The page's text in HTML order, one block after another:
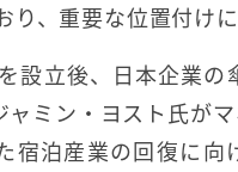
、重要な位置付けに
設立後、日本企業
ャミン・ヨスト氏が
宿泊産業の回復に